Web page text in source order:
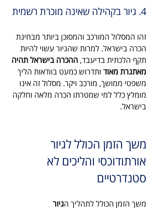
4. גיור בקהילה שאינה מוכרת רשמית
זהו המסלול המורכב והמסוכן ביותר מבחינת
הכרה בישראל. למרות שהגיור עשוי להיות
תקף הלכתית בדיעבד, ההכרה בישראל תהיה
מאתגרת מאוד ותדרוש כמעט בוודאות הליך
משפטי ממושך, מורכב ויקר. מסלול זה אינו
מומלץ כלל למי שמטרתו הכרה מלאה וחלקה
בישראל.
משך הזמן הכולל לגיור
אורתודוכסי והליכים לא
סטנדרטיים
משך הזמן הכולל לתהליך הגיור